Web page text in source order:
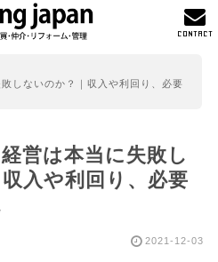
しないのか？｜収入や利回り、必要
営は本当に失敗し
入や利回り、必要
2021-12-03
CONTACT